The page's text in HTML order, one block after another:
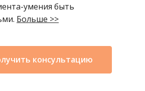
умения быть
Больше >>
консультацию